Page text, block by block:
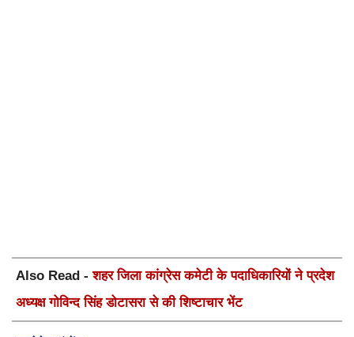
Also Read -शहर जिला कांग्रेस कमेटी के पदाधिकारियों ने प्रदेश
अध्यक्ष गोविन्द सिंह डोटासरा से की शिष्टाचार भेंट